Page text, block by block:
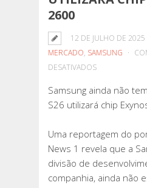
2600
12 DE JULHO DE 2025
MERCADO, SAMSUNG
DESATIVADOSEM
AINDA
NÃO
CERTEZA
SE
GALAXY
S26
Samsung ainda não
S26 utilizará chip
Uma reportagem do
News 1 revela que a
divisão de
companhia, ainda não